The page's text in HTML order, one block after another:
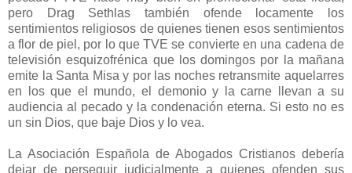
pero Drag Sethlas también ofende locamente los
sentimientos religiosos de quienes tienen esos sentimientos
a flor de piel, por lo que TVE se convierte en una cadena de
televisión esquizofrénica que los domingos por la mañana
emite la Santa Misa y por las noches retransmite aquelarres
en los que el mundo, el demonio y la carne llevan a su
audiencia al pecado y la condenación eterna. Si esto no es
un sin Dios, que baje Dios y lo vea.
La Asociación Española de Abogados Cristianos debería
dejar de perseguir judicialmente a quienes ofenden sus